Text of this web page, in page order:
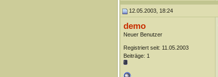
12.05.2003, 18:24
demo
Neuer Benutzer
Registriert seit: 11.05.2003
Beiträge: 1